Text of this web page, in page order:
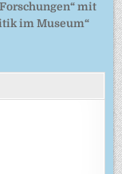
mit
im Museum“